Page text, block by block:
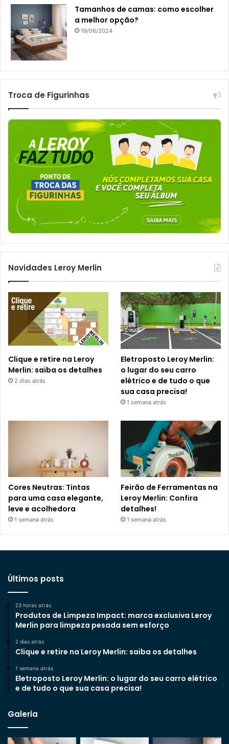
Tamanhos de camas: como escolher
a melhor opção?
19/06/2024
Troca de Figurinhas
Novidades Leroy Merlin
Clique e retire na Leroy
Merlin: saiba os detalhes
2 dias atrás
Eletroposto Leroy Merlin:
o lugar do seu carro
elétrico e de tudo o que
sua casa precisa!
1 semana atrás
Cores Neutras: Tintas
para uma casa elegante,
leve e acolhedora
1 semana atrás
Feirão de Ferramentas na
Leroy Merlin: Confira
detalhes!
1 semana atrás
Últimos posts
23 horas atrás
Produtos de Limpeza Impact: marca exclusiva Leroy
Merlin para limpeza pesada sem esforço
2 dias atrás
Clique e retire na Leroy Merlin: saiba os detalhes
1 semana atrás
Eletroposto Leroy Merlin: o lugar do seu carro elétrico
e de tudo o que sua casa precisa!
Galeria